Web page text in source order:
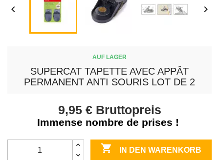
 
AUF LAGER
SUPERCAT TAPETTE AVEC APPÂT
PERMANENT ANTI SOURIS LOT DE 2
9,95 € Bruttopreis
Immense nombre de prises !
 IN DEN WARENKORB